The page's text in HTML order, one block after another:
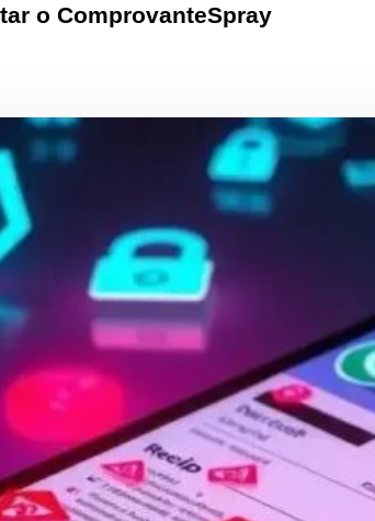
o ComprovanteSpray